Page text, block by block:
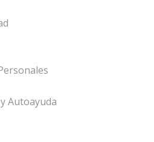
Autoayuda